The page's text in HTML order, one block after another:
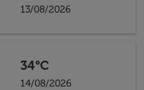
13/08/2026
34°C
14/08/2026